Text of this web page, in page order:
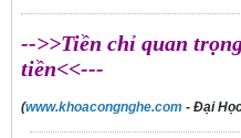
-->>Tiền chỉ quan
tiền<<---
(www.khoacongnghe.com - Đại